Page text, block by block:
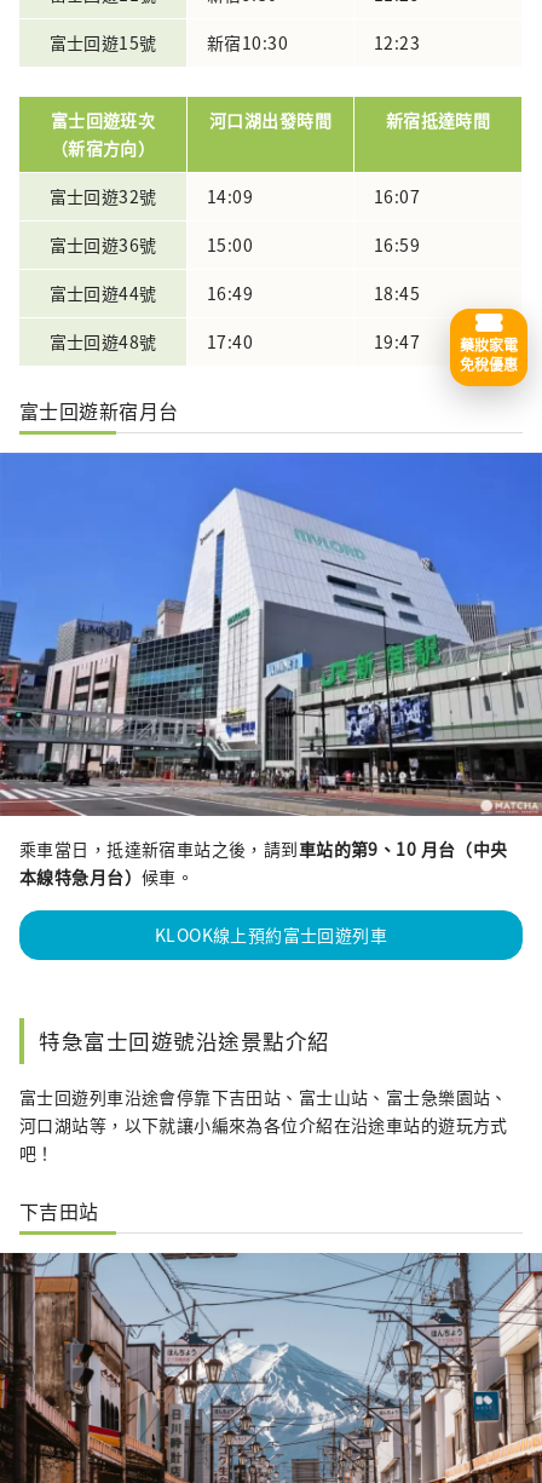
富士回遊15號
新宿10:30 12:23
富士回遊班次
（新宿方向）
河口湖出發時間 新宿抵達時間
富士回遊32號 14:09
16:07
富士回遊36號
15:00
16:59
富士回遊44號
16:49
18:45
富士回遊48號
17:40 19:47
富士回遊新宿月台
乘車當日，抵達新宿車站之後，請到車站的第9、10 月台（中央
本線特急月台） 候車。
KLOOK線上預約富士回遊列車
特急富士回遊號沿途景點介紹
富士回遊列車沿途會停靠下吉田站、富士山站、富士急樂園站、
河口湖站等，以下就讓小編來為各位介紹在沿途車站的遊玩方式
吧！
下吉田站
藥妝家電
免稅優惠